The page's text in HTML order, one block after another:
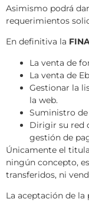
Asimismo podrá
requerimientos
En definitiva la
La venta de
La venta de
Gestionar la
la web.
Suministro
Dirigir su red
gestión de
Únicamente el
ningún concepto,
transferidos, ni
La aceptación de